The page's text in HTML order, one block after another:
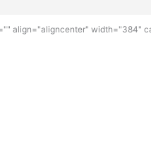
align="aligncenter" width="384"